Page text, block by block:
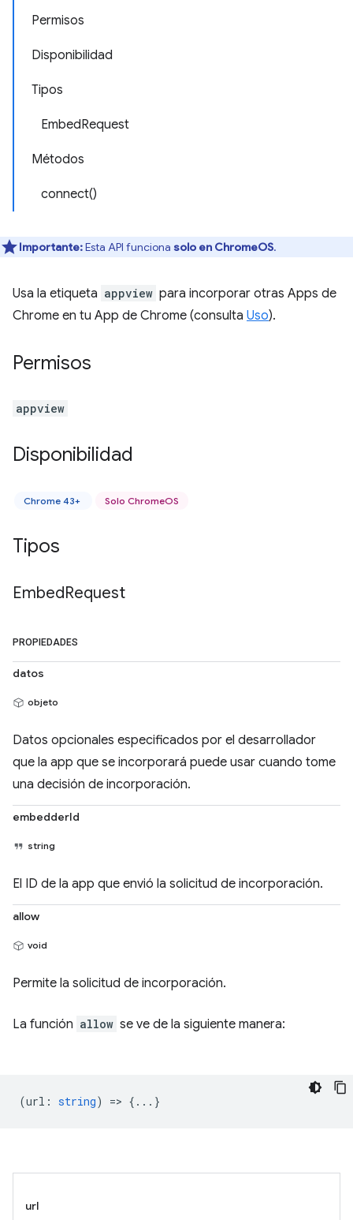
Permisos
Disponibilidad
Tipos
EmbedRequest
Métodos
connect()
Importante:Esta API funciona solo en ChromeOS.
Usa la etiqueta appview para incorporar otras Apps de
Chrome en tu App de Chrome (consulta Uso).
Permisos
appview
Disponibilidad
Chrome 43+ Solo ChromeOS
Tipos
EmbedRequest
PROPIEDADES
datos
objeto
Datos opcionales especificados por el desarrollador
que la app que se incorporará puede usar cuando tome
una decisión de incorporación.
embedderId
string
El ID de la app que envió la solicitud de incorporación.
allow
void
Permite la solicitud de incorporación.
La función allow se ve de la siguiente manera:
(url : string) => {...}
url